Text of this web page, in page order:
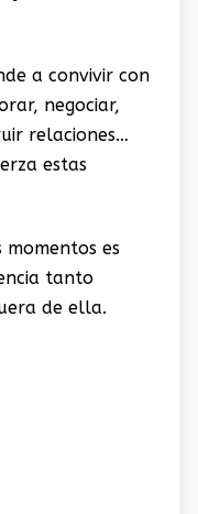
a convivir con
negociar,
relaciones…
estas
momentos es
tanto
de ella.